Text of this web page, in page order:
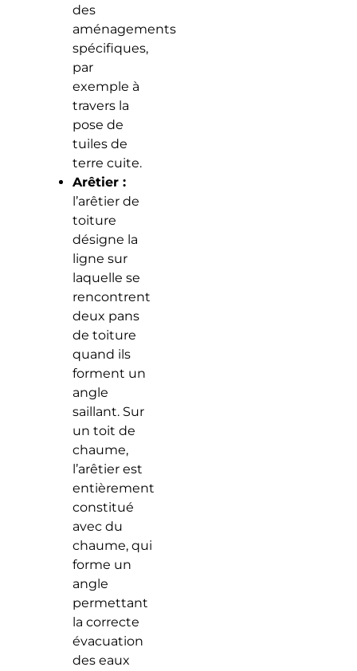
des
aménagements
spécifiques,
par
exemple à
travers la
pose de
tuiles de
terre cuite.
Arêtier :
l’arêtier de
toiture
désigne la
ligne sur
laquelle se
rencontrent
deux pans
de toiture
quand ils
forment un
angle
saillant. Sur
un toit de
chaume,
l’arêtier est
entièrement
constitué
avec du
chaume, qui
forme un
angle
permettant
la correcte
évacuation
des eaux